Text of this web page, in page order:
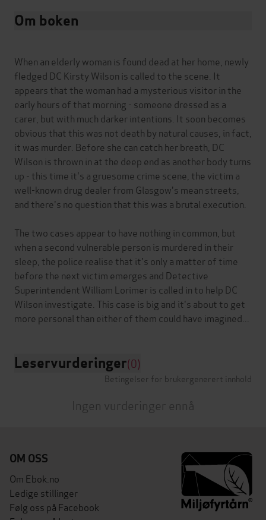
Om boken
When an elderly woman is found dead at her home, newly
fledged DC Kirsty Wilson is called to the scene. It
appears that the woman had a mysterious visitor in the
early hours of that morning - someone dressed as a
carer, but with much darker intentions. It soon becomes
obvious that this was not death by natural causes, in fact,
it was murder. Before she can catch her breath, DC
Wilson is thrown in at the deep end as another body turns
up - this time it's a gruesome crime scene, the victim a
well-known drug dealer from Glasgow's mean streets,
and there's no question that this was a brutal execution.
The two cases appear to have nothing in common, but
when a second vulnerable person is murdered in their
sleep, the police realise that it's only a matter of time
before the next victim emerges and Detective
Superintendent William Lorimer is called in to help DC
Wilson investigate. This case is big and it's about to get
Leservurderinger(0)
Betingelser for brukergenerert innhold
Ingen vurderinger ennå
OM OSS
Om Ebok.no
Ledige stillinger
Følg oss på Facebook